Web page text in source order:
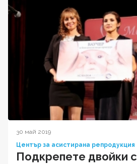
30 май 2019
Център за асистирана репродукция
Подкрепете двойки с